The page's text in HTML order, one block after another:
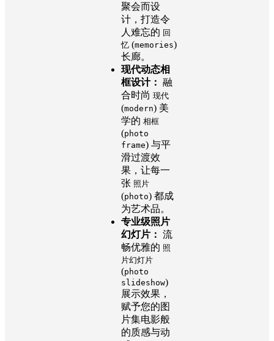
聚会而设
计，打造令
人难忘的 回
忆 (memories)
长廊。
现代动态相
框设计： 融
合时尚 现代
(modern) 美
学的 相框
(photo
frame) 与平
滑过渡效
果，让每一
张 照片
(photo) 都成
为艺术品。
专业级照片
幻灯片： 流
畅优雅的 照
片幻灯片
(photo
slideshow)
展示效果，
赋予您的图
片集电影般
的质感与动